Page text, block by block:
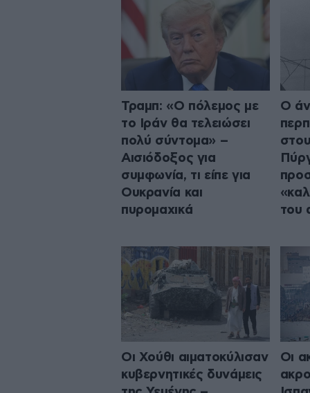
Τραμπ: «Ο πόλεμος με
το Ιράν θα τελειώσει
πολύ σύντομα» –
Αισιόδοξος για
συμφωνία, τι είπε για
Ουκρανία και
πυρομαχικά
Ο
του
Οι Χούθι αιματοκύλισαν
κυβερνητικές δυνάμεις
Οι